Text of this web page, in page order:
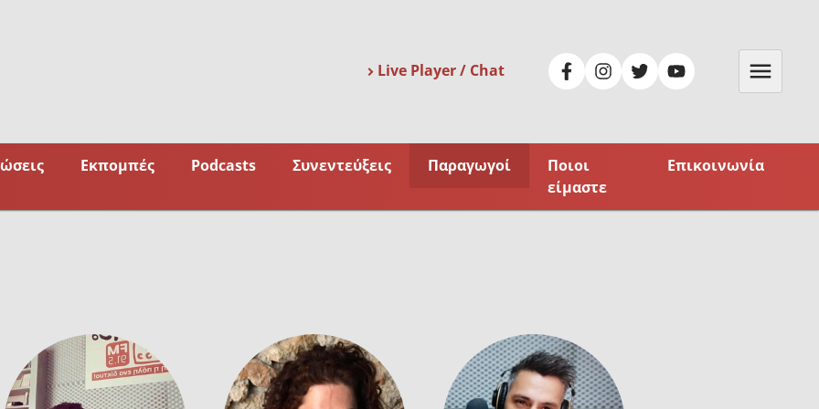
Live Player / Chat
Εκπομπές Podcasts Συνεντεύξεις Παραγωγοί
Ποιοι
είμαστε
Επικοινωνία